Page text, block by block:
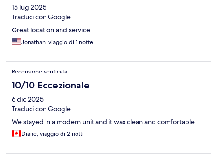
15 lug 2025
Traduci con Google
Great location and service
Jonathan, viaggio di 1 notte
Recensione verificata
10/10 Eccezionale
6 dic 2025
Traduci con Google
We stayed in a modern unit and it was clean and comfortable
Diane, viaggio di 2 notti